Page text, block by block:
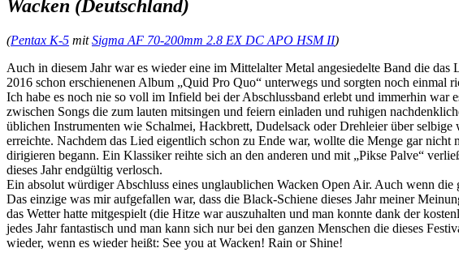
Wacken (Deutschland)
(Pentax K-5 mitSigma AF 70-200mm 2.8 EX DC APO HSM II)
Auch in diesem Jahr war es wieder eine im Mittelalter Metal angesiedelte Band die
2016 schon erschienenen Album „Quid Pro Quo“ unterwegs und sorgten noch einmal
Ich habe es noch nie so voll im Infield bei der Abschlussband erlebt und immerhin
zwischen Songs die zum lauten mitsingen und feiern einladen und ruhigen
üblichen Instrumenten wie Schalmei, Hackbrett, Dudelsack oder Drehleier über
erreichte. Nachdem das Lied eigentlich schon zu Ende war, wollte die Menge gar
dirigieren begann. Ein Klassiker reihte sich an den anderen und mit „Pikse Palve“
dieses Jahr endgültig verlosch.
Ein absolut würdiger Abschluss eines unglaublichen Wacken Open Air. Auch wenn
Das einzige was mir aufgefallen war, dass die Black-Schiene dieses Jahr meiner
das Wetter hatte mitgespielt (die Hitze war auszuhalten und man konnte dank der
jedes Jahr fantastisch und man kann sich nur bei den ganzen Menschen die dieses
wieder, wenn es wieder heißt: See you at Wacken! Rain or Shine!